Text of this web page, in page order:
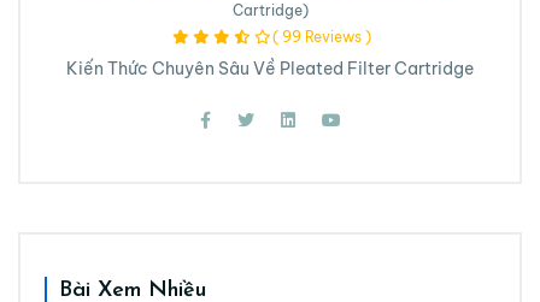
Cartridge)
( 99 Reviews )
Kiến Thức Chuyên Sâu Về Pleated Filter Cartridge
Bài Xem Nhiều